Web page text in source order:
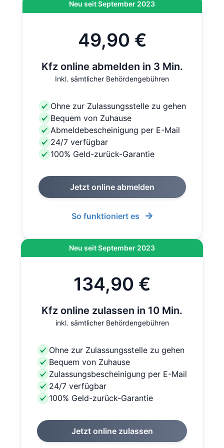
Neu seit September 2023
49,90 €
Kfz online abmelden in 3 Min.
Inkl. sämtlicher Behördengebühren
Ohne zur Zulassungsstelle zu gehen
Bequem von Zuhause
Abmeldebescheinigung per E-Mail
24/7 verfügbar
100% Geld-zurück-Garantie
Jetzt online abmelden
So funktioniert es
Neu seit September 2023
134,90 €
Kfz online zulassen in 10 Min.
inkl. sämtlicher Behördengebühren
Ohne zur Zulassungsstelle zu gehen
Bequem von Zuhause
Zulassungsbescheinigung per E-Mail
24/7 verfügbar
100% Geld-zurück-Garantie
Jetzt online zulassen